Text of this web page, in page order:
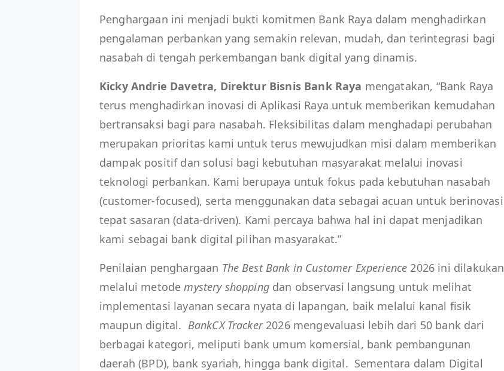
Penghargaan ini menjadi bukti komitmen Bank Raya dalam menghadirkan
pengalaman perbankan yang semakin relevan, mudah, dan terintegrasi bagi
nasabah di tengah perkembangan bank digital yang dinamis.
Kicky Andrie Davetra, Direktur Bisnis Bank Raya mengatakan, “Bank Raya
terus menghadirkan inovasi di Aplikasi Raya untuk memberikan kemudahan
bertransaksi bagi para nasabah. Fleksibilitas dalam menghadapi perubahan
merupakan prioritas kami untuk terus mewujudkan misi dalam memberikan
dampak positif dan solusi bagi kebutuhan masyarakat melalui inovasi
teknologi perbankan. Kami berupaya untuk fokus pada kebutuhan nasabah
(customer-focused), serta menggunakan data sebagai acuan untuk berinovasi
tepat sasaran (data-driven). Kami percaya bahwa hal ini dapat menjadikan
kami sebagai bank digital pilihan masyarakat.”
Penilaian penghargaan The Best Bank in Customer Experience 2026 ini dilakukan
melalui metodemystery shoppingdan observasi langsung untuk melihat
implementasi layanan secara nyata di lapangan, baik melalui kanal fisik
maupun digital. BankCX Tracker2026 mengevaluasi lebih dari 50 bank dari
berbagai kategori, meliputi bank umum komersial, bank pembangunan
daerah (BPD), bank syariah, hingga bank digital. Sementara dalam Digital